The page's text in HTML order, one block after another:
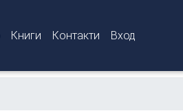
Книги Контакти Вход